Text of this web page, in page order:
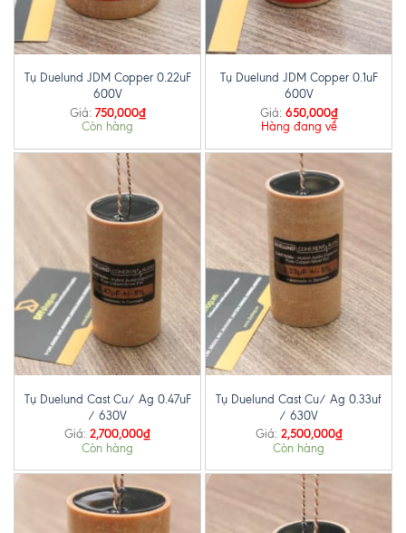
Tụ Duelund JDM Copper 0.22uF
600V
Giá: 750,000₫
Còn hàng
Tụ Duelund JDM Copper 0.1uF
600V
Giá: 650,000₫
Hàng đang về
Tụ Duelund Cast Cu/ Ag 0.47uF
/ 630V
Giá: 2,700,000₫
Còn hàng
Tụ Duelund Cast Cu/ Ag 0.33uf
/ 630V
Giá: 2,500,000₫
Còn hàng